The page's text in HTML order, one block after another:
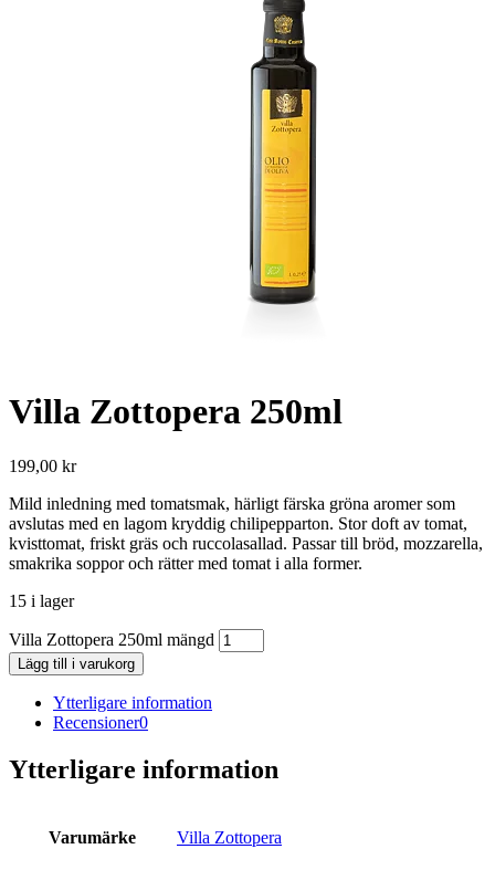
Villa Zottopera 250ml
199,00 kr
Mild inledning med tomatsmak, härligt färska gröna aromer som
avslutas med en lagom kryddig chilipepparton. Stor doft av tomat,
kvisttomat, friskt gräs och ruccolasallad. Passar till bröd, mozzarella,
smakrika soppor och rätter med tomat i alla former.
15 i lager
Villa Zottopera 250ml mängd
Lägg till i varukorg
Ytterligare information
Recensioner0
Ytterligare information
Varumärke Villa Zottopera